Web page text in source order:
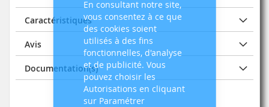
En consultant notre site,
vous consentez à ce que
des cookies soient
utilisés à des fins
fonctionnelles, d'analyse
et de publicité. Vous
pouvez choisir les
Autorisations en cliquant
sur Paramétrer
Caractéristiques
Avis
Documentation(s)